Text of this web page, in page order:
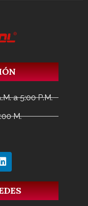
a 5:00 P.M.
M.